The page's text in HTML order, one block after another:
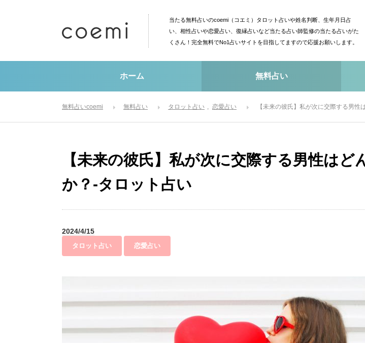
当たる無料占いのcoemi（コエミ）タロット占いや姓名判断、生年月日占
い、相性占いや恋愛占い、復縁占いなど当たる占い師監修の当たる占いがた
くさん！完全無料でNo1占いサイトを目指してますので応援お願いします。
ホーム 無料占い
無料占いcoemi 無料占い タロット占い 恋愛占い 【未来の彼氏】私が次に交際する男
【未来の彼氏】私が次に交際する男性はど
か？-タロット占い
2024/4/15
タロット占い 恋愛占い